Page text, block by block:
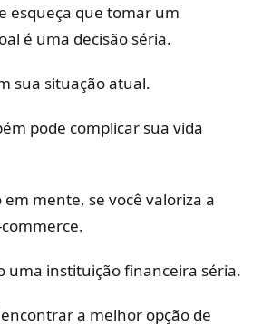
esqueça que tomar um
é uma decisão séria.
sua situação atual.
pode complicar sua vida
em mente, se você valoriza a
uma instituição financeira séria.
a melhor opção de